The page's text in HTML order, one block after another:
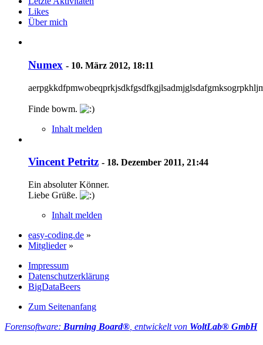
Likes
Über mich
Numex - 10. März 2012, 18:11
Finde bowm.
Inhalt melden
Vincent Petritz - 18. Dezember 2011, 21:44
Ein absoluter Könner.
Liebe Grüße.
Inhalt melden
easy-coding.de »
Mitglieder »
Impressum
Datenschutzerklärung
BigDataBeers
Zum Seitenanfang
Forensoftware: Burning Board® , entwickelt von WoltLab® GmbH